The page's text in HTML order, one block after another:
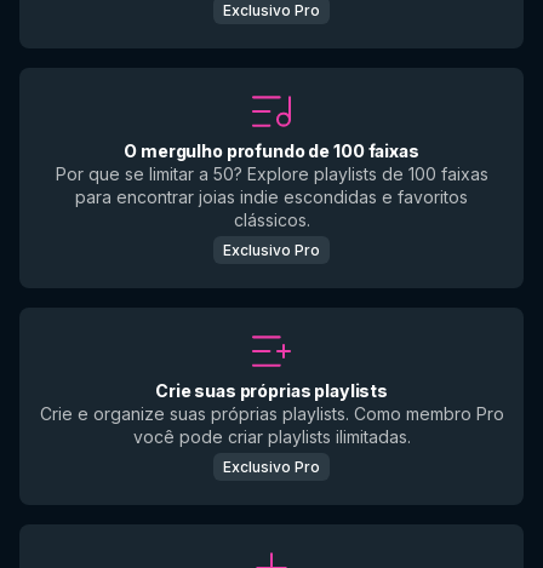
Exclusivo Pro
O mergulho profundo de 100 faixas
Por que se limitar a 50? Explore playlists de 100 faixas
para encontrar joias indie escondidas e favoritos
clássicos.
Exclusivo Pro
Crie suas próprias playlists
Crie e organize suas próprias playlists. Como membro Pro
você pode criar playlists ilimitadas.
Exclusivo Pro